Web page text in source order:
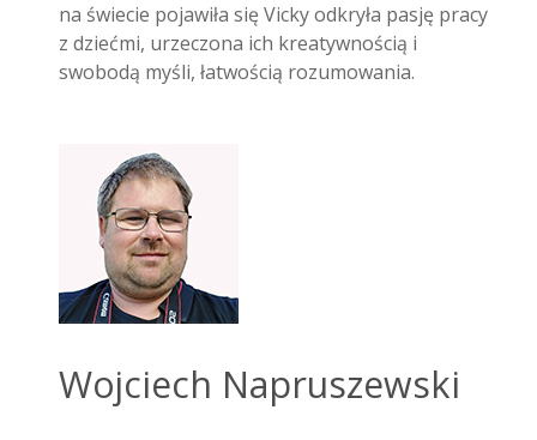
na świecie pojawiła się Vicky odkryła pasję pracy
z dziećmi, urzeczona ich kreatywnością i
swobodą myśli, łatwością rozumowania.
Wojciech Napruszewski